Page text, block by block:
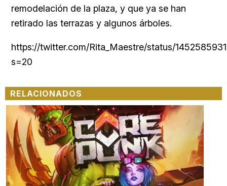
remodelación de la plaza, y que ya se han
retirado las terrazas y algunos árboles.
https://twitter.com/Rita_Maestre/status/
s=20
RELACIONADOS